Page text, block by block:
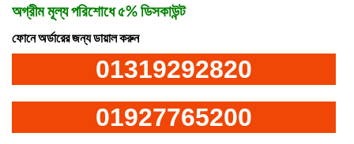
অগ্রীম মূল্য পরিশোধে ৫% ডিসকাউন্ট
ফোনে অর্ডারের জন্য ডায়াল করুন
01319292820
01927765200